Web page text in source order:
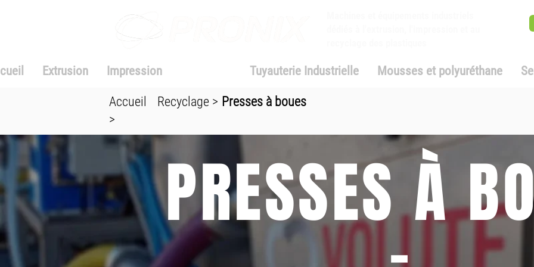
Extrusion Impression Tuyauterie Industrielle Mousses et polyuréthane
Accueil
>
Recyclage > Presses à boues
PRESSES À